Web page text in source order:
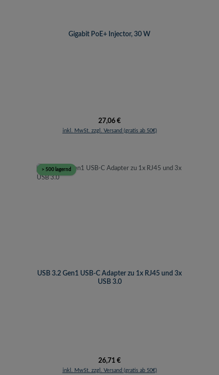
Gigabit PoE+ Injector, 30 W
Regulärer Preis:
27,06 €
inkl. MwSt. zzgl. Versand (gratis ab 50€)
> 500 lagernd
USB 3.2 Gen1 USB-C Adapter zu 1x RJ45 und 3x
USB 3.0
Regulärer Preis:
26,71 €
inkl. MwSt. zzgl. Versand (gratis ab 50€)